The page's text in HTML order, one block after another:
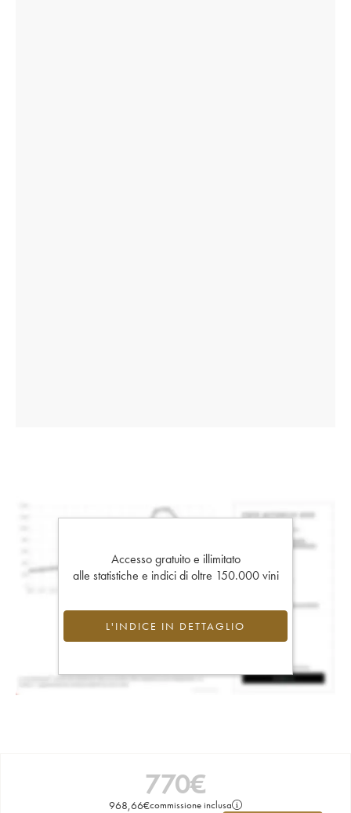
Accesso gratuito e illimitato
alle statistiche e indici di oltre 150.000 vini
L'INDICE IN DETTAGLIO
770€
968,66€commissione inclusa